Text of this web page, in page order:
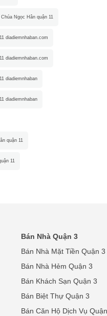
Ngọc Hân quận 11
diadiemnhaban.com
diadiemnhaban.com
diadiemnhaban
diadiemnhaban
quận 11
11
Bán Nhà Quận 3
Bán Nhà Mặt Tiền Quận 3
Bán Nhà Hẻm Quận 3
Bán Khách Sạn Quận 3
Bán Biệt Thự Quận 3
Bán Căn Hộ Dịch Vụ